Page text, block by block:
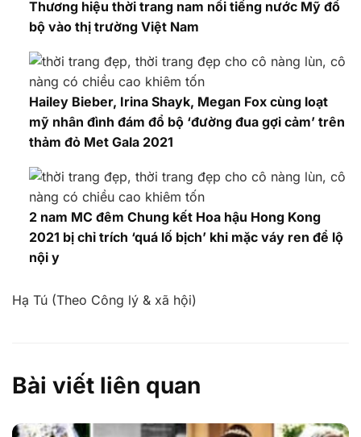
Thương hiệu thời trang nam nổi tiếng nước Mỹ đổ
bộ vào thị trường Việt Nam
Hailey Bieber, Irina Shayk, Megan Fox cùng loạt
mỹ nhân đình đám đổ bộ ‘đường đua gợi cảm’ trên
thảm đỏ Met Gala 2021
2 nam MC đêm Chung kết Hoa hậu Hong Kong
2021 bị chỉ trích ‘quá lố bịch’ khi mặc váy ren để lộ
nội y
Hạ Tú (Theo Công lý & xã hội)
Bài viết liên quan